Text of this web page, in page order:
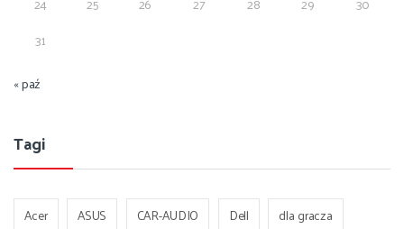
31
« paź
Tagi
Acer ASUS CAR-AUDIO Dell
dla gracza